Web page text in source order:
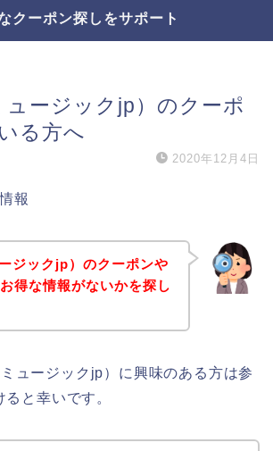
クーポン探しをサポート
ージックjp）のクーポ
る方へ
2020年12月4日
報
ジックjp）のクーポンや
得な情報がないかを探し
ュージックjp）に興味のある方は参
と幸いです。